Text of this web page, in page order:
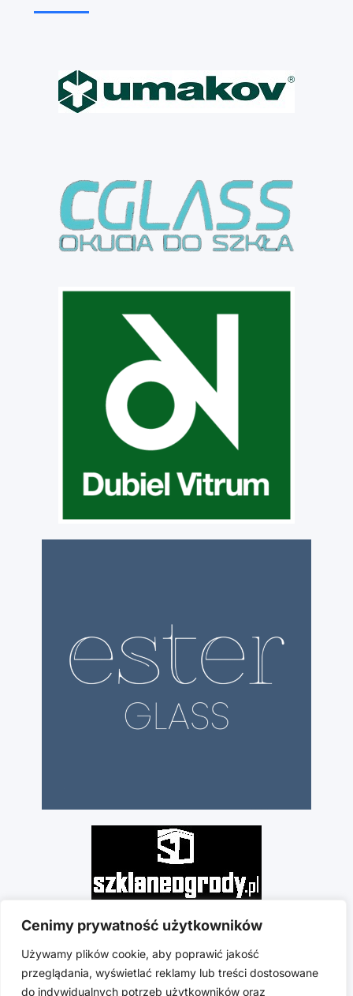
Cenimy prywatność użytkowników
Używamy plików cookie, aby poprawić jakość
przeglądania, wyświetlać reklamy lub treści dostosowane
do indywidualnych potrzeb użytkowników oraz